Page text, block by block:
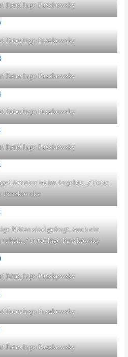
Foto: Ingo Paszkowsky
Foto: Ingo Paszkowsky
Foto: Ingo Paszkowsky
Foto: Ingo Paszkowsky
Foto: Ingo Paszkowsky
Literatur ist im Angebot. / Foto:
Paszkowsky
Plätze sind gefragt. Auch ein
/ Foto: Ingo Paszkowsky
Foto. Ingo Paszkowsky
Foto: Ingo Paszkowsky
Foto. Ingo Paszkowsky